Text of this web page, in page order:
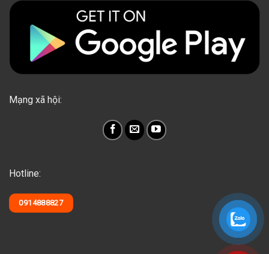
Mạng xã hội:
Hotline:
0914888827